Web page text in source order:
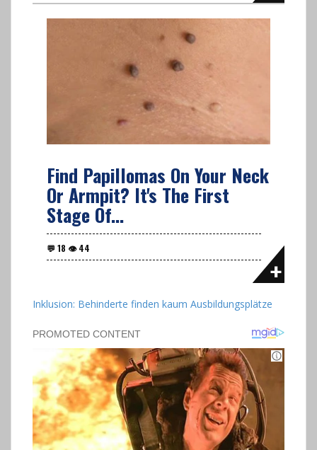
Find Papillomas On Your Neck
Or Armpit? It's The First
Stage Of...
Inklusion: Behinderte finden kaum Ausbildungsplätze